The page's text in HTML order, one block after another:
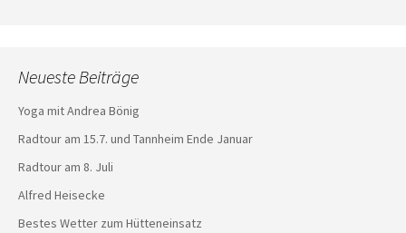
Neueste Beiträge
Yoga mit Andrea Bönig
Radtour am 15.7. und Tannheim Ende Januar
Radtour am 8. Juli
Alfred Heisecke
Bestes Wetter zum Hütteneinsatz